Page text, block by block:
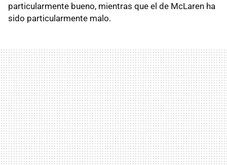
particularmente bueno, mientras que el de McLaren ha
sido particularmente malo.